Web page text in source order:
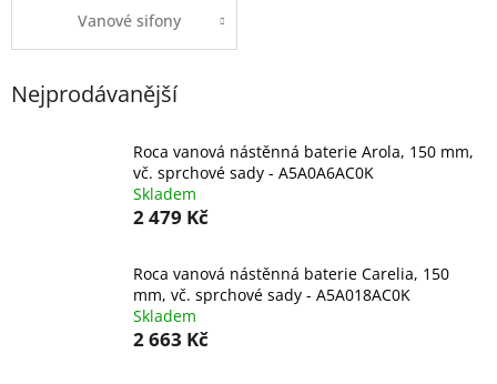
Vanové sifony
Nejprodávanější
Roca vanová nástěnná baterie Arola, 150 mm,
vč. sprchové sady - A5A0A6AC0K
Skladem
2 479 Kč
Roca vanová nástěnná baterie Carelia, 150
mm, vč. sprchové sady - A5A018AC0K
Skladem
2 663 Kč